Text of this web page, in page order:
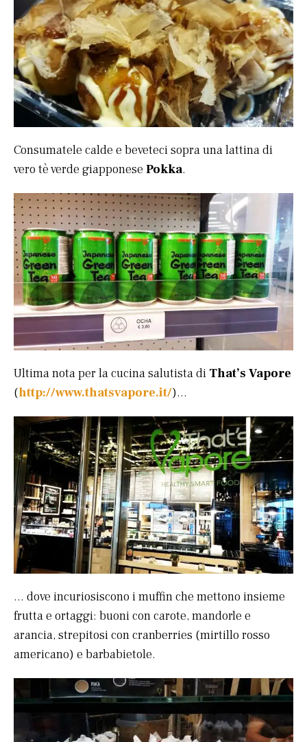
Consumatele calde e beveteci sopra una lattina di
vero tè verde giapponese Pokka.
Ultima nota per la cucina salutista di That’s Vapore
(http://www.thatsvapore.it/)…
… dove incuriosiscono i muffin che mettono insieme
frutta e ortaggi: buoni con carote, mandorle e
arancia, strepitosi con cranberries (mirtillo rosso
americano) e barbabietole.